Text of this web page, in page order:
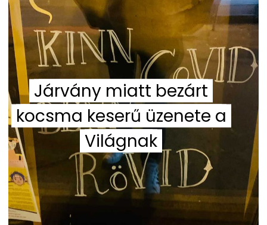
Járvány miatt bezárt
kocsma keserű üzenete a
Világnak